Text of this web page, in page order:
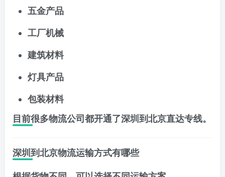
五金产品
工厂机械
建筑材料
灯具产品
包装材料
目前很多物流公司都开通了深圳到北京直达专线。
深圳到北京物流运输方式有哪些